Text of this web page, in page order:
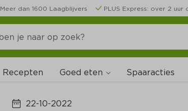
Meer dan 1600 Laagblijvers PLUS Express: over 2 uur
Recepten Goed eten Spaaracties
22-10-2022